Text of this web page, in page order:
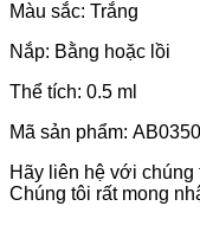
Màu sắc: Trắng
Nắp: Bằng hoặc lồi
Thể tích: 0.5 ml
Mã sản phẩm: AB0350
Hãy liên hệ với
Chúng tôi rất mong